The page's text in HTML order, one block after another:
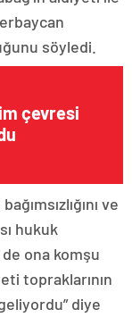
söyledi.
çevresi
ve
hukuk
de ona komşu
topraklarının
diye